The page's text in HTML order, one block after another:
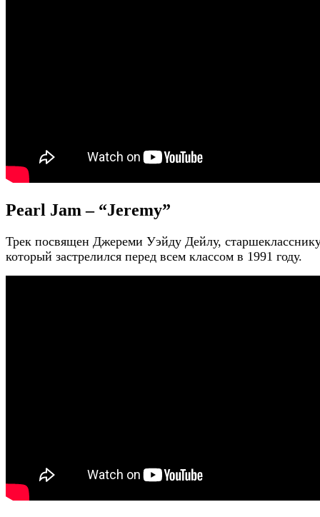
Pearl Jam – “Jeremy”
Трек посвящен Джереми Уэйду Дейлу,
который застрелился перед всем классом в 1991 году.